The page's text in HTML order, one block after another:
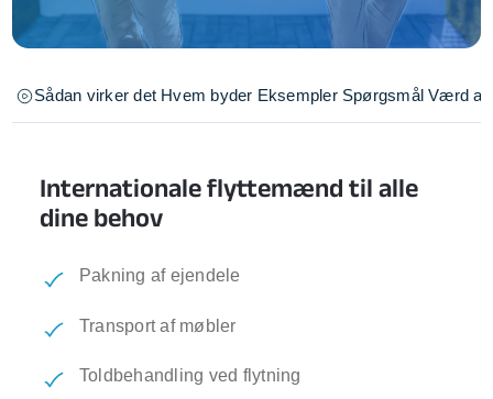
Sådan virker det Hvem byder Eksempler Spørgsmål Værd at
Internationale flyttemænd til alle
dine behov
Pakning af ejendele
Transport af møbler
Toldbehandling ved flytning